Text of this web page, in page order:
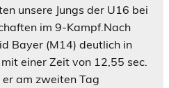
unsere Jungs der U16 bei
im 9-Kampf.Nach
Bayer (M14) deutlich in
einer Zeit von 12,55 sec.
am zweiten Tag